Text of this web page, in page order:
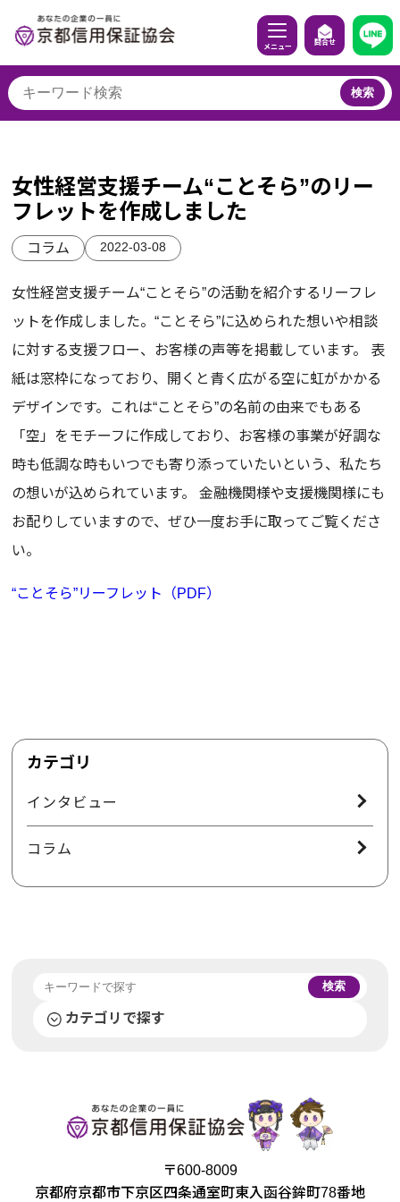
検索
女性経営支援チーム“ことそら”のリー
フレットを作成しました
コラム 2022-03-08
女性経営支援チーム“ことそら”の活動を紹介するリーフレ
ットを作成しました。“ことそら”に込められた想いや相談
に対する支援フロー、お客様の声等を掲載しています。 表
紙は窓枠になっており、開くと青く広がる空に虹がかかる
デザインです。これは“ことそら”の名前の由来でもある
「空」をモチーフに作成しており、お客様の事業が好調な
時も低調な時もいつでも寄り添っていたいという、私たち
の想いが込められています。 金融機関様や支援機関様にも
お配りしていますので、ぜひ一度お手に取ってご覧くださ
い。
“ことそら”リーフレット（PDF）
カテゴリ
インタビュー
コラム
検索
カテゴリで探す
〒600-8009
京都府京都市下京区四条通室町東入函谷鉾町78番地
メニュー
問合せ